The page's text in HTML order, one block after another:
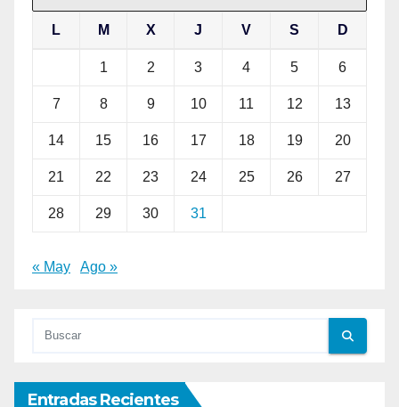
L M X J V S D
1 2 3 4 5 6
7 8 9 10 11 12 13
14 15 16 17 18 19 20
21 22 23 24 25 26 27
28 29 30 31
« May Ago »
Entradas Recientes